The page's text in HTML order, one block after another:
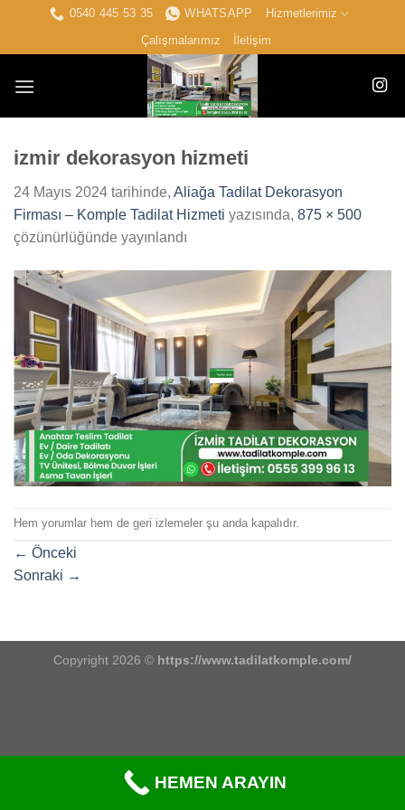
0540 445 53 35 WHATSAPP
Hizmetlerimiz
Çalışmalarımız
İletişim
izmir dekorasyon hizmeti
24 Mayıs 2024 tarihinde, Aliağa Tadilat Dekorasyon
Firması – Komple Tadilat Hizmeti yazısında, 875 × 500
çözünürlüğünde yayınlandı
Hem yorumlar hem de geri izlemeler şu anda kapalıdır.
← Önceki
Sonraki →
Copyright 2026 © https://www.tadilatkomple.com/
HEMEN ARAYIN